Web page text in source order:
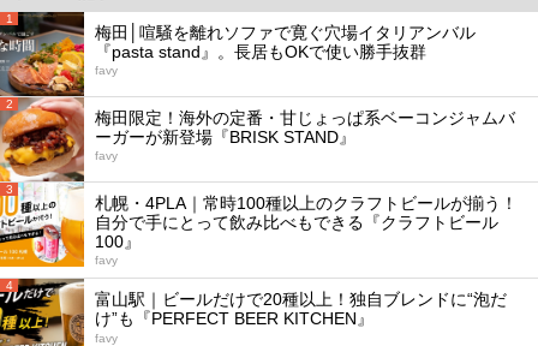
1
梅田│喧騒を離れソファで寛ぐ穴場イタリアンバル
『pasta stand』。長居もOKで使い勝手抜群
favy
2
梅田限定！海外の定番・甘じょっぱ系ベーコンジャムバ
ーガーが新登場『BRISK STAND』
favy
3
札幌・4PLA｜常時100種以上のクラフトビールが揃う！
自分で手にとって飲み比べもできる『クラフトビール
100』
favy
4
富山駅｜ビールだけで20種以上！独自ブレンドに“泡だ
け”も『PERFECT BEER KITCHEN』
favy